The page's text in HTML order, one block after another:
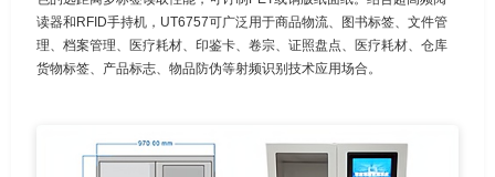
读器和RFID手持机，UT6757可广泛用于商品物流、图书标签、文件管
理、档案管理、医疗耗材、印鉴卡、卷宗、证照盘点、医疗耗材、仓库
货物标签、产品标志、物品防伪等射频识别技术应用场合。